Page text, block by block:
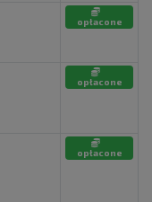
opłacone
opłacone
opłacone